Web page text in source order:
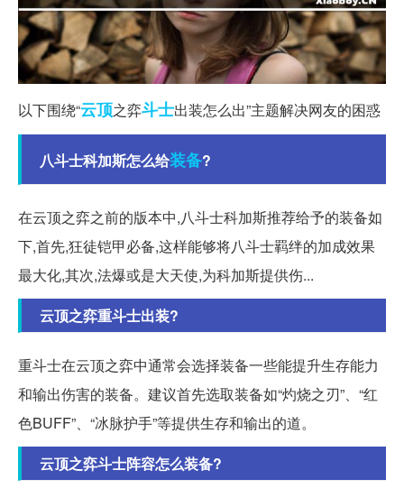
以下围绕“云顶之弈斗士出装怎么出”主题解决网友的困惑
八斗士科加斯怎么给装备?
在云顶之弈之前的版本中,八斗士科加斯推荐给予的装备如
下,首先,狂徒铠甲必备,这样能够将八斗士羁绊的加成效果
最大化,其次,法爆或是大天使,为科加斯提供伤...
云顶之弈重斗士出装?
重斗士在云顶之弈中通常会选择装备一些能提升生存能力
和输出伤害的装备。建议首先选取装备如“灼烧之刃”、“红
色BUFF”、“冰脉护手”等提供生存和输出的道。
云顶之弈斗士阵容怎么装备?